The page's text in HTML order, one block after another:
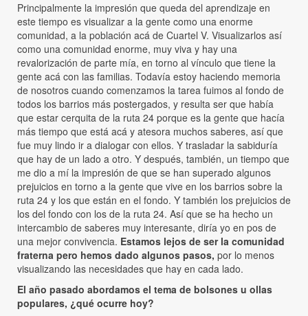
Principalmente la impresión que queda del aprendizaje en
este tiempo es visualizar a la gente como una enorme
comunidad, a la población acá de Cuartel V. Visualizarlos así
como una comunidad enorme, muy viva y hay una
revalorización de parte mía, en torno al vínculo que tiene la
gente acá con las familias. Todavía estoy haciendo memoria
de nosotros cuando comenzamos la tarea fuimos al fondo de
todos los barrios más postergados, y resulta ser que había
que estar cerquita de la ruta 24 porque es la gente que hacía
más tiempo que está acá y atesora muchos saberes, así que
fue muy lindo ir a dialogar con ellos. Y trasladar la sabiduría
que hay de un lado a otro. Y después, también, un tiempo que
me dio a mí la impresión de que se han superado algunos
prejuicios en torno a la gente que vive en los barrios sobre la
ruta 24 y los que están en el fondo. Y también los prejuicios de
los del fondo con los de la ruta 24. Así que se ha hecho un
intercambio de saberes muy interesante, diría yo en pos de
una mejor convivencia. Estamos lejos de ser la comunidad
fraterna pero hemos dado algunos pasos, por lo menos
visualizando las necesidades que hay en cada lado.
El año pasado abordamos el tema de bolsones u ollas
populares, ¿qué ocurre hoy?